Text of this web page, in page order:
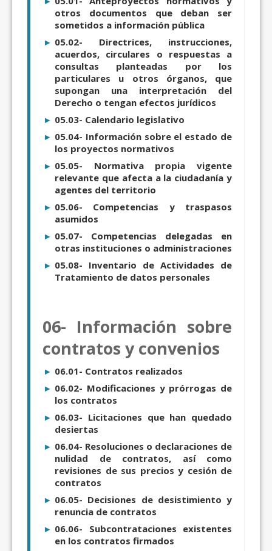
otros documentos que deban ser
sometidos a información pública
05.02- Directrices, instrucciones,
acuerdos, circulares o respuestas a
consultas planteadas por los
particulares u otros órganos, que
supongan una interpretación del
Derecho o tengan efectos jurídicos
05.03- Calendario legislativo
05.04- Información sobre el estado de
los proyectos normativos
05.05- Normativa propia vigente
relevante que afecta a la ciudadanía y
agentes del territorio
05.06- Competencias y traspasos
asumidos
05.07- Competencias delegadas en
otras instituciones o administraciones
05.08- Inventario de Actividades de
Tratamiento de datos personales
06- Información sobre
contratos y convenios
06.01- Contratos realizados
06.02- Modificaciones y prórrogas de
los contratos
06.03- Licitaciones que han quedado
desiertas
06.04- Resoluciones o declaraciones de
nulidad de contratos, así como
revisiones de sus precios y cesión de
contratos
06.05- Decisiones de desistimiento y
renuncia de contratos
06.06- Subcontrataciones existentes
en los contratos firmados